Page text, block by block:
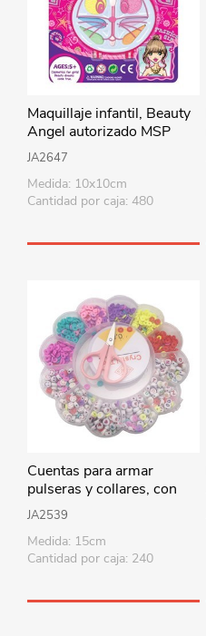
Maquillaje infantil, Beauty
Angel autorizado MSP
JA2647
Medida: 10x10cm
Cantidad por caja: 480
Cuentas para armar
pulseras y collares, con
accesorios, en caja de
plástico
JA2539
Medida: 15cm
Cantidad por caja: 240